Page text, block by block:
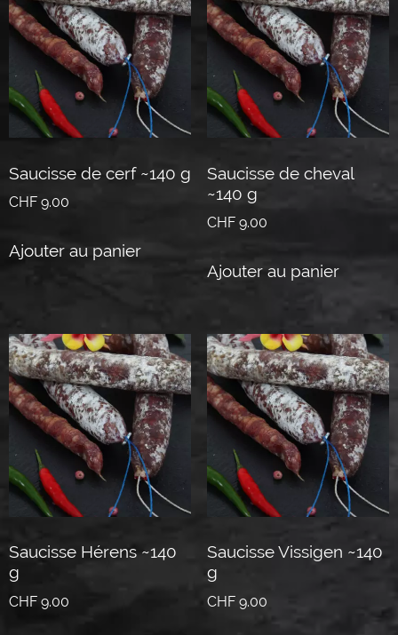
Saucisse de cerf ~140 g
CHF 9.00
Ajouter au panier
Saucisse de cheval
~140 g
CHF9.00
Ajouter au panier
Saucisse Hérens ~140
g
CHF 9.00
Saucisse Vissigen ~140
g
CHF9.00